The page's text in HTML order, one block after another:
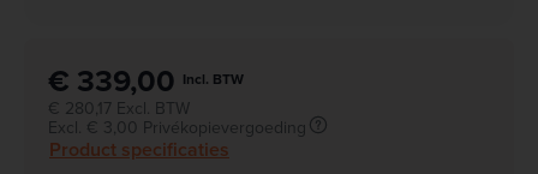
€ 339,00 Incl. BTW
€ 280,17 Excl. BTW
Excl. € 3,00 Privékopievergoeding
Product specificaties